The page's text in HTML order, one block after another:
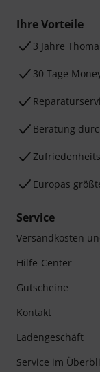
Ihre Vorteile
3 Jahre
30 Tage
Beratung
Europas
Service
Versandkosten
Hilfe-Center
Gutscheine
Kontakt
Ladengeschäft
Service im